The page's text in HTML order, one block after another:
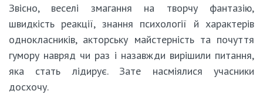
Звісно, веселі змагання на творчу фантазію,
швидкість реакції, знання психології й характерів
однокласників, акторську майстерність та почуття
гумору навряд чи раз і назавжди вирішили питання,
яка стать лідирує. Зате насміялися учасники
досхочу.